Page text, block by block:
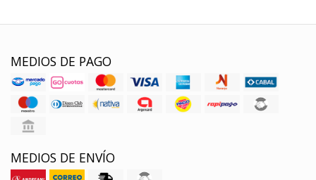
MEDIOS DE PAGO
MEDIOS DE ENVÍO